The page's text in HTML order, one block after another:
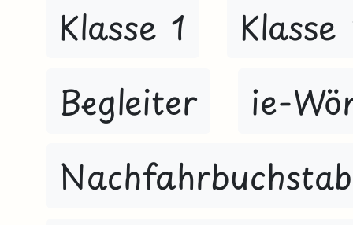
Klasse 1
Begleiter
ie-